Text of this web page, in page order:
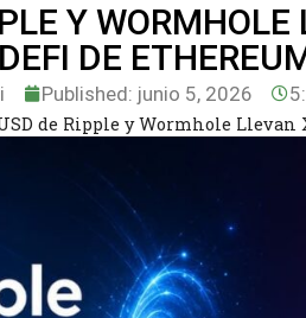
Y
DE
Published: junio 5, 2026
de Ripple y Wormhole Llevan